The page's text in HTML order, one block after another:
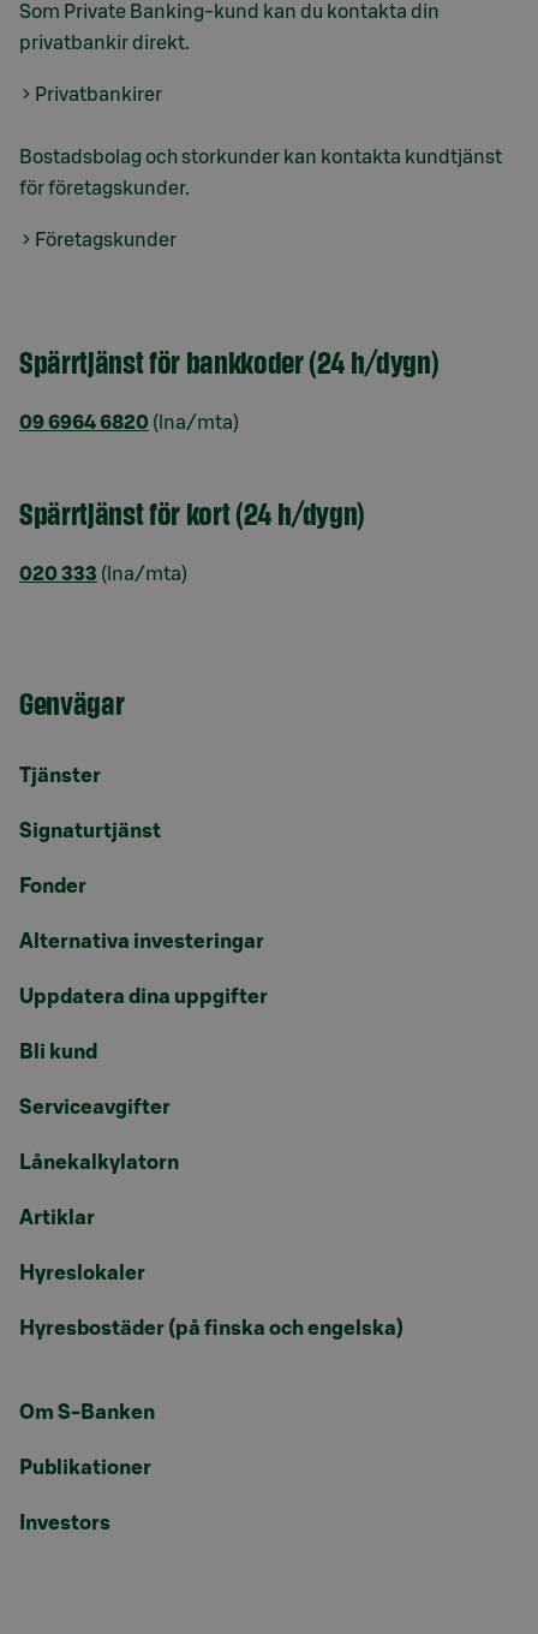
Som Private Banking-kund kan du kontakta din
privatbankir direkt.
Privatbankirer
Bostadsbolag och storkunder kan kontakta kundtjänst
för företagskunder.
Företagskunder
Spärrtjänst för bankkoder (24 h/dygn)
09 6964 6820 (lna/mta)
Spärrtjänst för kort (24 h/dygn)
020 333 (lna/mta)
Genvägar
Tjänster
Signaturtjänst
Fonder
Alternativa investeringar
Uppdatera dina uppgifter
Bli kund
Serviceavgifter
Lånekalkylatorn
Artiklar
Hyreslokaler
Hyresbostäder (på finska och engelska)
Om S-Banken
Publikationer
Investors